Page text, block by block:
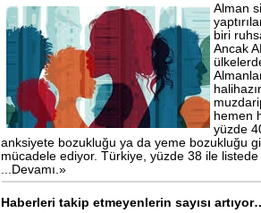
Alman
biri
Ancak
hemen
yüzde
anksiyete bozukluğu ya da yeme bozukluğu
mücadele ediyor. Türkiye, yüzde 38 ile
...Devamı.»
Haberleri takip etmeyenlerin sayısı